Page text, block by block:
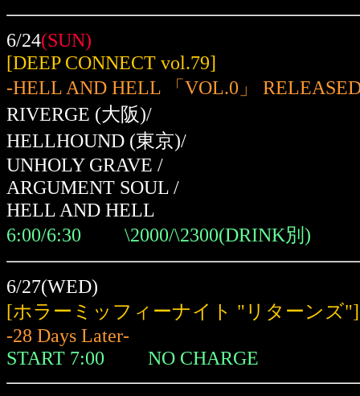
6/24(SUN)
[DEEP CONNECT vol.79]
-HELL AND HELL 「VOL.0」
RIVERGE (大阪)/
HELLHOUND (東京)/
UNHOLY GRAVE /
ARGUMENT SOUL /
HELL AND HELL
6:00/6:30 \2000/\2300(DRINK別)
6/27(WED)
[ホラーミッフィーナイト "リターンズ"]
-28 Days Later-
START 7:00 NO CHARGE